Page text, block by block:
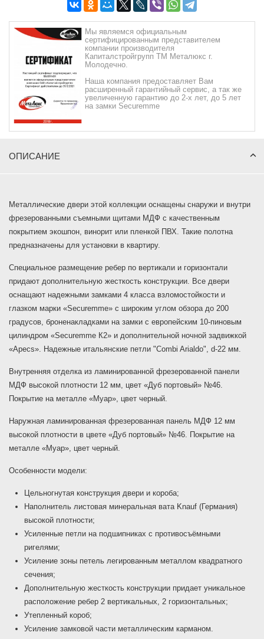
Мы являемся официальным
сертифицированным представителем
компании производителя
Капиталстройгрупп ТМ Металюкс г.
Молодечно.
Наша компания предоставляет Вам
расширенный гарантийный сервис, а так же
увеличенную гарантию до 2-х лет, до 5 лет
на замки Securemme
ОПИСАНИЕ
Металлические двери этой коллекции оснащены снаружи и внутри
фрезерованными съемными щитами МДФ с качественным
покрытием экошпон, винорит или пленкой ПВХ. Такие полотна
предназначены для установки в квартиру.
Специальное размещение ребер по вертикали и горизонтали
придают дополнительную жесткость конструкции. Все двери
оснащают надежными замками 4 класса взломостойкости и
глазком марки «Securemme» с широким углом обзора до 200
градусов, броненакладками на замки с европейским 10-пиновым
цилиндром «Securemme К2» и дополнительной ночной задвижкой
«Apecs». Надежные итальянские петли "Combi Arialdo", d-22 мм.
Внутренняя отделка из ламинированной фрезерованной панели
МДФ высокой плотности 12 мм, цвет «Дуб портовый» №46.
Покрытие на металле «Муар», цвет черный.
Наружная ламинированная фрезерованная панель МДФ 12 мм
высокой плотности в цвете «Дуб портовый» №46. Покрытие на
металле «Муар», цвет черный.
Особенности модели:
Цельногнутая конструкция двери и короба;
Наполнитель листовая минеральная вата Knauf (Германия)
высокой плотности;
Усиленные петли на подшипниках с противосъёмными
ригелями;
Усиление зоны петель легированным металлом квадратного
сечения;
Дополнительную жесткость конструкции придает уникальное
расположение ребер 2 вертикальных, 2 горизонтальных;
Утепленный короб;
Усиление замковой части металлическим карманом.